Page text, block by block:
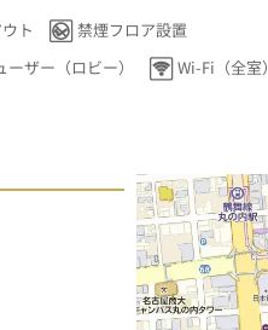
ト
禁煙フロア設置
ザー（ロビー） Wi-Fi（全室）